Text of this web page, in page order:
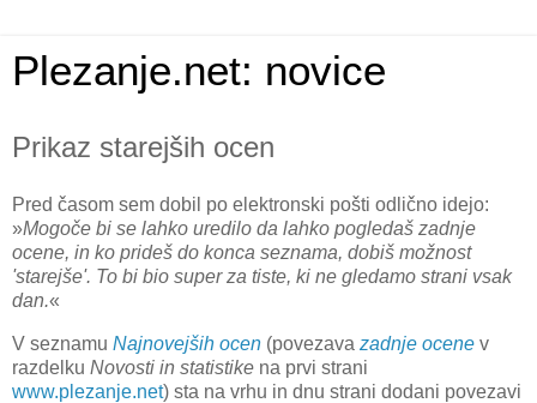
Plezanje.net: novice
Prikaz starejših ocen
Pred časom sem dobil po elektronski pošti odlično idejo:
»Mogoče bi se lahko uredilo da lahko pogledaš zadnje
ocene, in ko prideš do konca seznama, dobiš možnost
'starejše'. To bi bio super za tiste, ki ne gledamo strani vsak
dan.«
V seznamu Najnovejših ocen (povezava zadnje ocene v
razdelku Novosti in statistike na prvi strani
www.plezanje.net) sta na vrhu in dnu strani dodani povezavi